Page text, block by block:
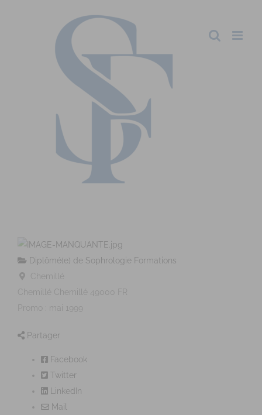
Diplômé(e) de Sophrologie Formations
Chemillé
Chemillé
Chemillé 49000
FR
Promo : mai 1999
Partager
Facebook
Twitter
LinkedIn
Mail